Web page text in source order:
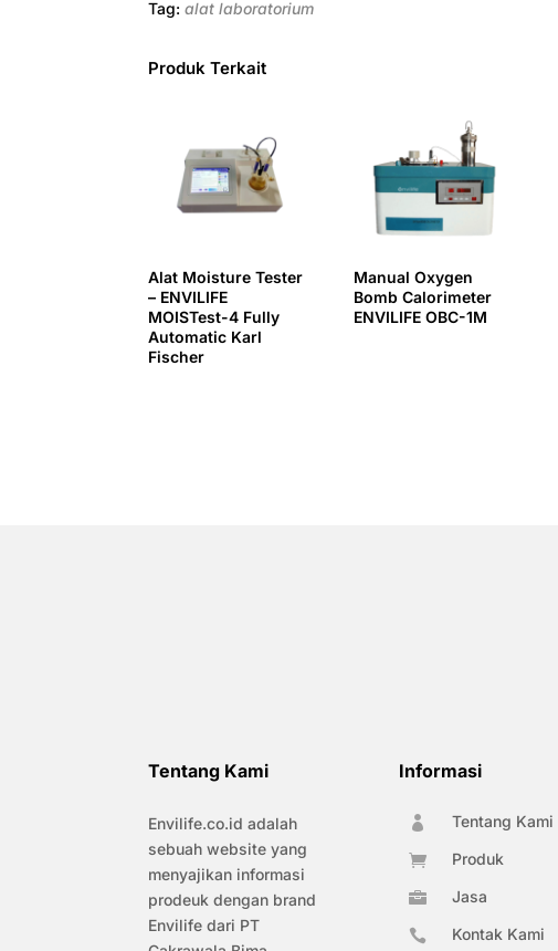
Tag:alat laboratorium
Produk Terkait
Alat Moisture Tester
– ENVILIFE
MOISTest-4 Fully
Automatic Karl
Fischer
Manual Oxygen
Bomb Calorimeter
ENVILIFE OBC-1M
Tentang Kami
Envilife.co.id adalah
sebuah website yang
menyajikan informasi
prodeuk dengan brand
Envilife dari PT
Informasi
 Tentang Kami
 Produk
 Jasa
 Kontak Kami